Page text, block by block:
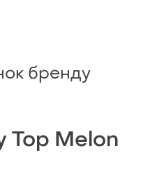
бренду
Top Melon